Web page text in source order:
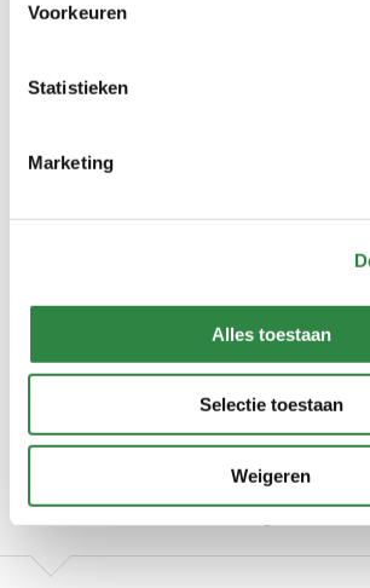
Voorkeuren
Statistieken
Marketing
Alles toestaan
Selectie toestaan
Weigeren
Gemalen
Stofvrij
Geen problemen m.b.t. mastitis en
Ook leverbaar met toevoeging van
Toepassingen
Gerelateerde